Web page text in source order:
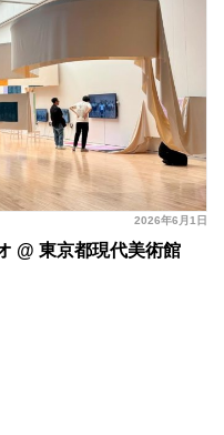
2026年6月1日
@ 東京都現代美術館